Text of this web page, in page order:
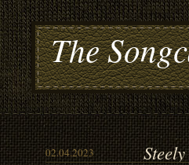
The
02.04.2023